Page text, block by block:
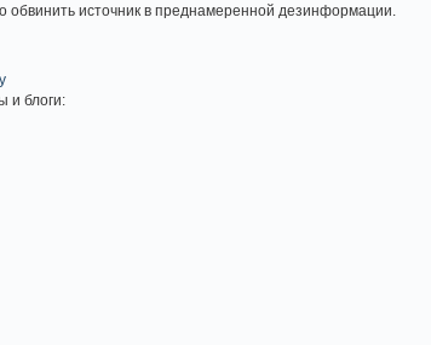
источник в преднамеренной дезинформации.
и блоги: